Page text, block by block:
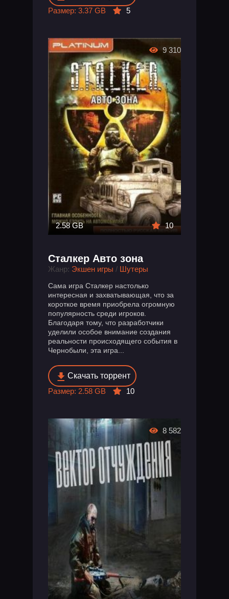
Размер: 3.37 GB
5
2.58 GB 10
Сталкер Авто зона
Жанр: Экшен игры / Шутеры
Сама игра Сталкер настолько
интересная и захватывающая, что за
короткое время приобрела огромную
популярность среди игроков.
Благодаря тому, что разработчики
уделили особое внимание создания
реальности происходящего события в
Чернобыли, эта игра...
Скачать торрент
Размер: 2.58 GB
10
9 310
8 582